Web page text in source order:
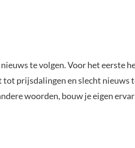
te volgen. Voor het eerste
prijsdalingen en slecht
woorden, bouw je eigen